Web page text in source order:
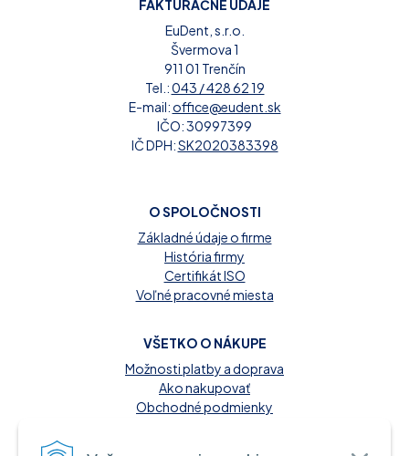
FAKTURAČNÉ ÚDAJE
EuDent, s.r.o.
Švermova 1
911 01 Trenčín
Tel.:043 / 428 62 19
E-mail:office@eudent.sk
IČO: 30997399
IČ DPH:SK2020383398
O SPOLOČNOSTI
Základné údaje o firme
História firmy
Certifikát ISO
Voľné pracovné miesta
VŠETKO O NÁKUPE
Možnosti platby a doprava
Ako nakupovať
Obchodné podmienky